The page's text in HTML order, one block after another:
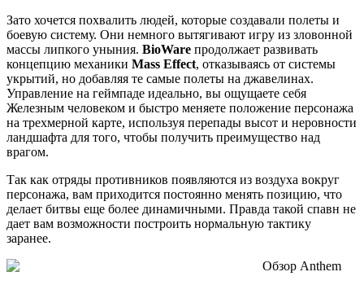
Зато хочется похвалить людей, которые создавали полеты и
боевую систему. Они немного вытягивают игру из зловонной
массы липкого уныния. BioWare продолжает развивать
концепцию механики Mass Effect, отказываясь от системы
укрытий, но добавляя те самые полеты на джавелинах.
Управление на геймпаде идеально, вы ощущаете себя
Железным человеком и быстро меняете положение персонажа
на трехмерной карте, используя перепады высот и неровности
ландшафта для того, чтобы получить преимущество над
врагом.
Так как отряды противников появляются из воздуха вокруг
персонажа, вам приходится постоянно менять позицию, что
делает битвы еще более динамичными. Правда такой спавн не
дает вам возможности построить нормальную тактику
заранее.